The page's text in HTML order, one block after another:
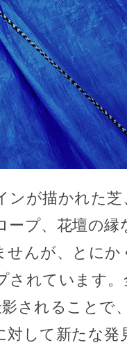
ンが描かれた
ープ、花壇の縁
せんが、とに
されています
されることで
対して新たな